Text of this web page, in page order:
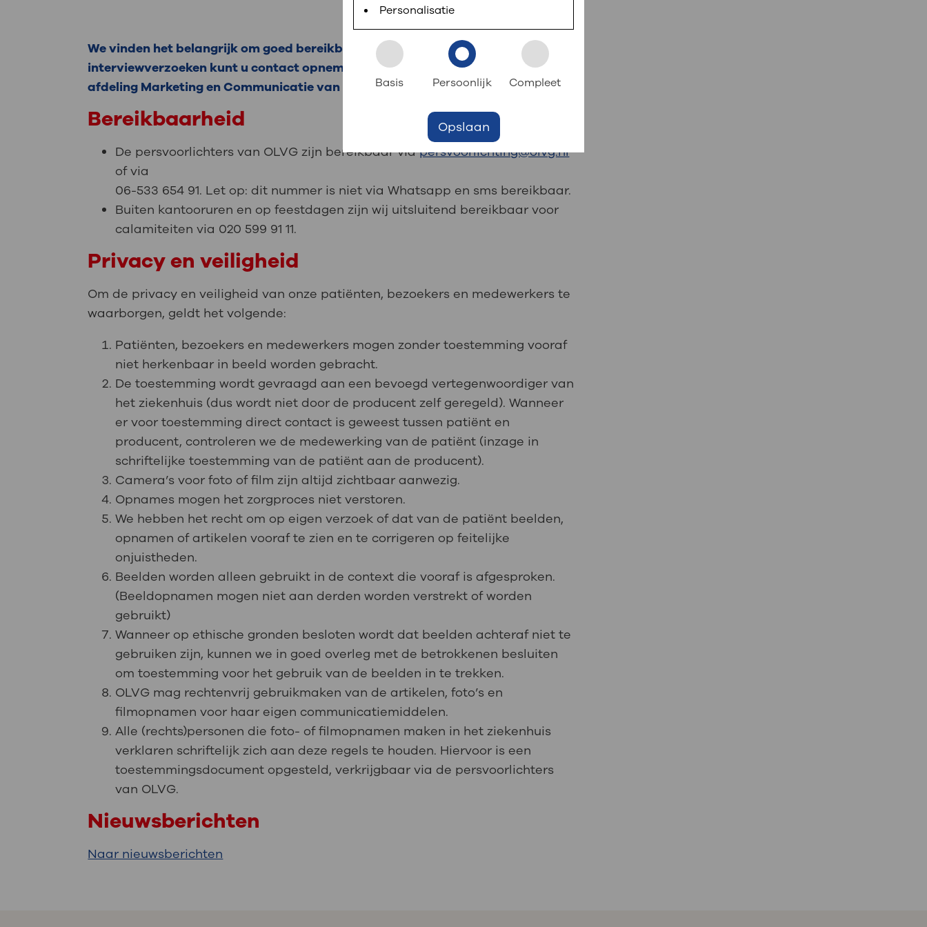
Uw bezoek aan OLVG
Uw verblijf in OLVG
Werken bij OLVG
Contact
steeds verder uit, zodat u zelf meer digitaal kunt regelen. Met MijnOLVG kunnen
Direct naar MijnOLVG Lees meer
We vinden het belangrijk om goed bereikbaar te zijn voor de pers. Bij vragen of
interviewverzoeken kunt u contact opnemen met de persvoorlichters van de
afdeling Marketing en Communicatie van OLVG.
Bereikbaarheid
De persvoorlichters van OLVG zijn bereikbaar viapersvoorlichting@olvg.nl
of via
06-533 654 91. Let op: dit nummer is niet via Whatsapp en sms bereikbaar.
Buiten kantooruren en op feestdagen zijn wij uitsluitend bereikbaar voor
calamiteiten via 020 599 91 11.
Privacy en veiligheid
Om de privacy en veiligheid van onze patiënten, bezoekers en medewerkers te
waarborgen, geldt het volgende:
Patiënten, bezoekers en medewerkers mogen zonder toestemming vooraf
niet herkenbaar in beeld worden gebracht.
De toestemming wordt gevraagd aan een bevoegd vertegenwoordiger van
het ziekenhuis (dus wordt niet door de producent zelf geregeld). Wanneer
er voor toestemming direct contact is geweest tussen patiënt en
producent, controleren we de medewerking van de patiënt (inzage in
schriftelijke toestemming van de patiënt aan de producent).
Camera’s voor foto of film zijn altijd zichtbaar aanwezig.
Opnames mogen het zorgproces niet verstoren.
We hebben het recht om op eigen verzoek of dat van de patiënt beelden,
opnamen of artikelen vooraf te zien en te corrigeren op feitelijke
onjuistheden.
Beelden worden alleen gebruikt in de context die vooraf is afgesproken.
(Beeldopnamen mogen niet aan derden worden verstrekt of worden
gebruikt)
Wanneer op ethische gronden besloten wordt dat beelden achteraf niet te
gebruiken zijn, kunnen we in goed overleg met de betrokkenen besluiten
om toestemming voor het gebruik van de beelden in te trekken.
OLVG mag rechtenvrij gebruikmaken van de artikelen, foto’s en
filmopnamen voor haar eigen communicatiemiddelen.
Alle (rechts)personen die foto- of filmopnamen maken in het ziekenhuis
verklaren schriftelijk zich aan deze regels te houden. Hiervoor is een
toestemmingsdocument opgesteld, verkrijgbaar via de persvoorlichters
van OLVG.
Nieuwsberichten
Naar nieuwsberichten
Personalisatie
Basis Persoonlijk Compleet
Opslaan